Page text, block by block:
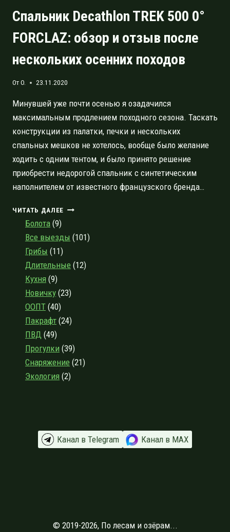
Спальник Decathlon TREK 500 0°
FORCLAZ: обзор и отзыв после
нескольких осенних походов
ОтO. 23.11.2020
Минувшей уже почти осенью я озадачился
максимальным продлением походного сезона. Таскать
конструкции из палатки, печки и нескольких
спальных мешков не хотелось, вообще было желание
ходить с одним тентом, и было принято решение
приобрести недорогой спальник с синтетическим
наполнителем от известного французского бренда…
ЧИТАТЬ ДАЛЕЕ СПАЛЬНИК
500
FORCLAZ:
ОБЗОР
ОТЗЫВ
НЕСКОЛЬКИХ
ОСЕННИХ
Болота (9)
Все выезды (101)
Грибы (11)
Длительные (12)
Кухня (9)
Новичку (23)
ООПТ (40)
Пакрафт (24)
ПВД (49)
Прогулки (39)
Снаряжение (21)
Экология (2)
Канал в Telegram Канал в МАХ
© 2019-2026, По лесам и озёрам...